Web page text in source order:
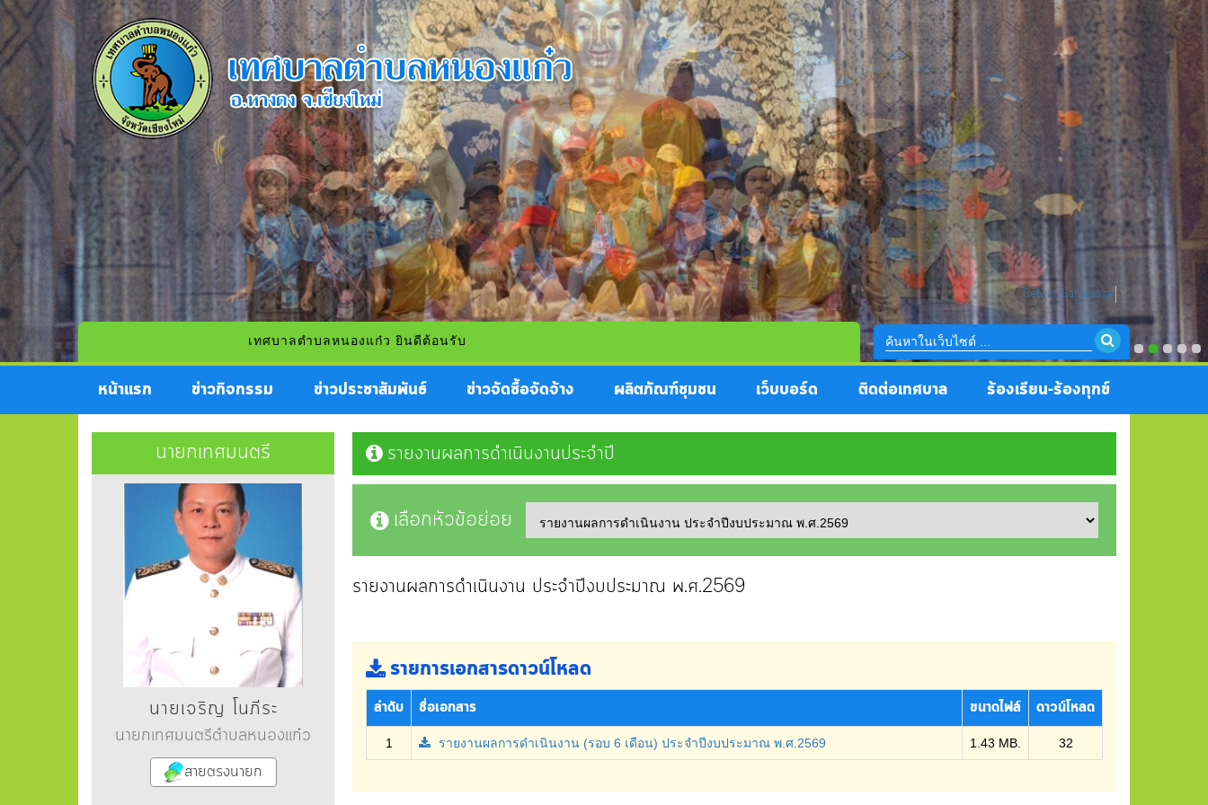
เทศบาลตำบลหนองแก๋ว ยินดีต้อนรับ
Select Language ▼
หน้าแรก ข่าวกิจกรรม ข่าวประชาสัมพันธ์ ข่าวจัดซื้อจัดจ้าง ผลิตภัณฑ์ชุมชน เว็บบอร์ด ติดต่อเทศบาล ร้องเรียน-ร้องทุกข์
นายกเทศมนตรี
นายเจริญ โนภีระ
นายกเทศมนตรีตำบลหนองแก๋ว
สายตรงนายก
รายงานผลการดำเนินงานประจำปี
เลือกหัวข้อย่อย
รายงานผลการดำเนินงาน ประจำปีงบประมาณ พ.ศ.2569
รายการเอกสารดาวน์โหลด
ลำดับ ชื่อเอกสาร ขนาดไฟล์ ดาวน์โหลด
1 รายงานผลการดำเนินงาน (รอบ 6 เดือน) ประจำปีงบประมาณ พ.ศ.2569 1.43 MB. 32